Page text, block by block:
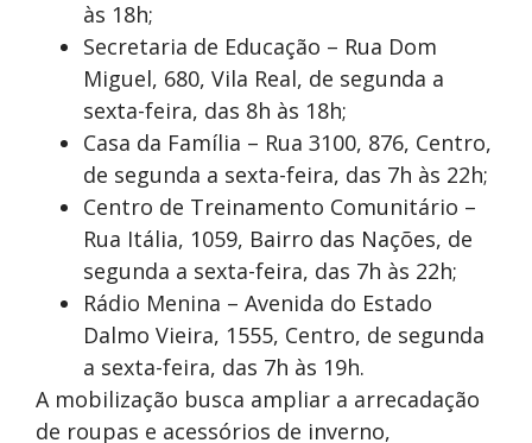
às 18h;
Secretaria de Educação – Rua Dom
Miguel, 680, Vila Real, de segunda a
sexta-feira, das 8h às 18h;
Casa da Família – Rua 3100, 876, Centro,
de segunda a sexta-feira, das 7h às 22h;
Centro de Treinamento Comunitário –
Rua Itália, 1059, Bairro das Nações, de
segunda a sexta-feira, das 7h às 22h;
Rádio Menina – Avenida do Estado
Dalmo Vieira, 1555, Centro, de segunda
a sexta-feira, das 7h às 19h.
A mobilização busca ampliar a arrecadação
de roupas e acessórios de inverno,